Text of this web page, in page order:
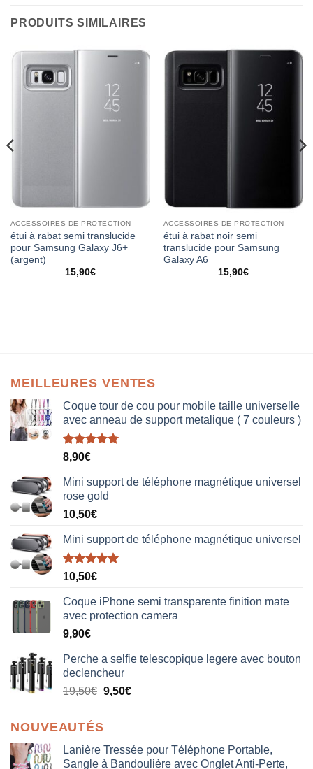
PRODUITS SIMILAIRES
ACCESSOIRES DE PROTECTION
étui à rabat semi translucide
pour Samsung Galaxy J6+
(argent)
15,90€
ACCESSOIRES DE PROTECTION
étui à rabat noir semi
translucide pour Samsung
Galaxy A6
15,90€
MEILLEURES VENTES
Coque tour de cou pour mobile taille universelle
avec anneau de support metalique ( 7 couleurs )
Note5.00
8,90€
Mini support de téléphone magnétique universel
rose gold
10,50€
Mini support de téléphone magnétique universel
Note5.00
10,50€
Coque iPhone semi transparente finition mate
avec protection camera
9,90€
Perche a selfie telescopique legere avec bouton
declencheur
19,50€ 9,50€
NOUVEAUTÉS
Lanière Tressée pour Téléphone Portable,
Sangle à Bandoulière avec Onglet Anti-Perte,